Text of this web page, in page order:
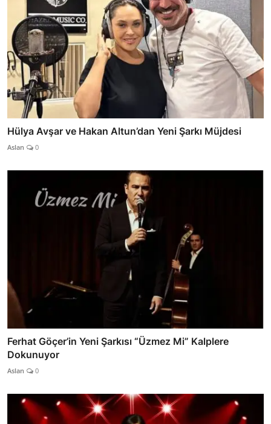
Hülya Avşar ve Hakan Altun’dan Yeni Şarkı Müjdesi
Aslan 0
Ferhat Göçer’in Yeni Şarkısı “Üzmez Mi” Kalplere
Dokunuyor
Aslan 0